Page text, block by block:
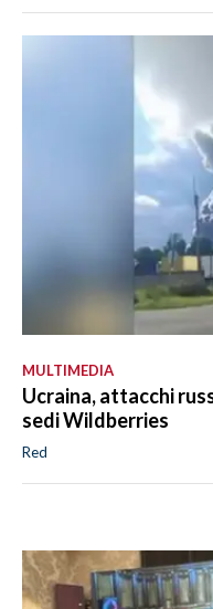
MULTIMEDIA
Ucraina, attacchi
sedi Wildberries
Red